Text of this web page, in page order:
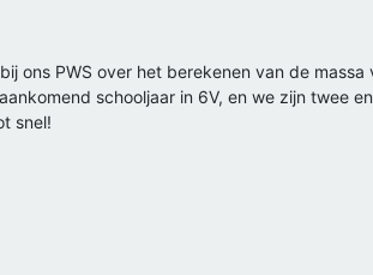
ons PWS over het berekenen van de
schooljaar in 6V, en we zijn twee
snel!